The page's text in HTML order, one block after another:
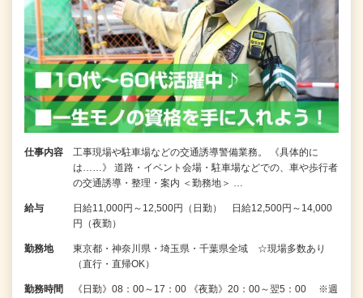
仕事内容
工事現場や駐車場などの交通誘導警備業務。 《具体的に
は……》 道路・イベント会場・駐車場などでの、車や歩行者
の交通誘導・整理・案内 ＜勤務地＞ …
給与
日給11,000円～12,500円（日勤） 日給12,500円～14,000
円（夜勤）
勤務地
東京都・神奈川県・埼玉県・千葉県全域 ☆現場多数あり
（直行・直帰OK）
勤務時間
《日勤》08：00～17：00 《夜勤》20：00～翌5：00 ※週